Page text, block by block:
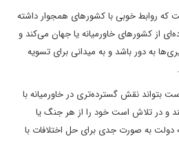
که روابط خوبی با کشورهای همجوار داشته
از کشورهای خاورمیانه یا جهان می‌کند و
به دور باشد و به میدانی برای تسویه
بتواند نقش گسترده‌تری در خاورمیانه با
و در تلاش است خود را از هر جنگ یا
دولت به صورت جدی برای حل اختلافات با